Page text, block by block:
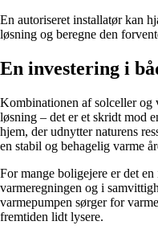
En autoriseret installatør kan
løsning og beregne den
En investering i
Kombinationen af solceller og
løsning – det er et skridt mod
hjem, der udnytter naturens
en stabil og behagelig varme
For mange boligejere er det
varmeregningen og i
varmepumpen sørger for
fremtiden lidt lysere.